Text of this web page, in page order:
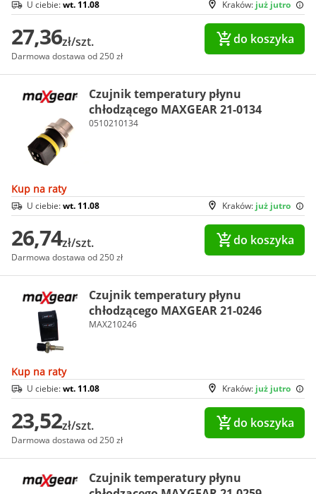
Kraków: już jutro
U ciebie:wt. 11.08
27,36zł/szt.
Darmowa dostawa od 250 zł
do koszyka
Czujnik temperatury płynu
chłodzącego MAXGEAR 21-0134
0510210134
Kup na raty
Kraków: już jutro
U ciebie:wt. 11.08
26,74zł/szt.
Darmowa dostawa od 250 zł
do koszyka
Czujnik temperatury płynu
chłodzącego MAXGEAR 21-0246
MAX210246
Kup na raty
Kraków: już jutro
U ciebie:wt. 11.08
23,52zł/szt.
Darmowa dostawa od 250 zł
do koszyka
Czujnik temperatury płynu